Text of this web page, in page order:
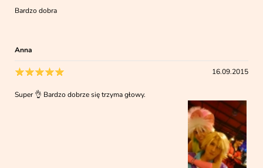
Bardzo dobra
Anna
16.09.2015
Super 👌 Bardzo dobrze się trzyma głowy.